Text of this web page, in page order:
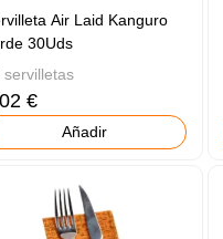
Air Laid Kanguro
30Uds
servilletas
€
Añadir